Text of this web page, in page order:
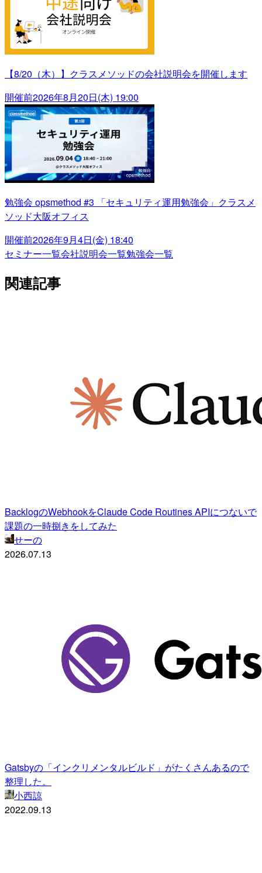
【8/20（木）】クラスメソッドの会社説明会を開催します
開催前2026年8月20日(木) 19:00
勉強会 opsmethod #3 「セキュリティ運用勉強会」クラスメ
ソッド大阪オフィス
開催前2026年9月4日(金) 18:40
セミナー一覧会社説明会一覧勉強会一覧
関連記事
BacklogのWebhookをClaude Code Routines APIにつないで
課題の一時捌きをしてみた
せーの
2026.07.13
Gatsbyの「インクリメンタルビルド」がたくさんあるので
整理した。
小西諒
2022.09.13